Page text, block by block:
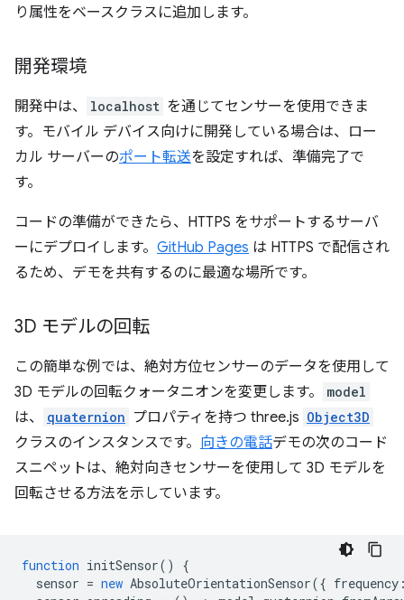
り属性をベースクラスに追加します。
開発環境
開発中は、 localhost を通じてセンサーを使用できま
す。モバイル デバイス向けに開発している場合は、ロー
カル サーバーのポート転送を設定すれば、準備完了で
す。
コードの準備ができたら、HTTPS をサポートするサーバ
ーにデプロイします。 GitHub Pages は HTTPS で配信され
るため、デモを共有するのに最適な場所です。
3D モデルの回転
この簡単な例では、絶対方位センサーのデータを使用して
3D モデルの回転クォータニオンを変更します。
model
は、 quaternion プロパティを持つ three.js Object3D
クラスのインスタンスです。 向きの電話デモの次のコード
スニペットは、絶対向きセンサーを使用して 3D モデルを
回転させる方法を示しています。
function initSensor()
{
sensor = new AbsoluteOrientationSensor({ frequency